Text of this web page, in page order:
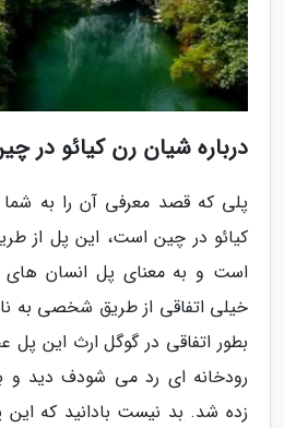
درباره شیان رن کیائو در
پلی که قصد معرفی آن را به
کیائو در چین است، این پل از
است و به معنای پل انسان
خیلی اتفاقی از طریق شخصی به
بطور اتفاقی در گوگل ارث این پل
رودخانه ای رد می شودف دید
زده شد. بد نیست بادانید که